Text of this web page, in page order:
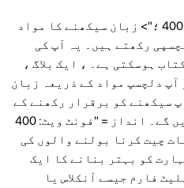
<اسپین اسٹائل = "فونٹ ویٹ: 400 ؛"> زبان سیکھنے کا مواد
رکھتے ہیں۔ یہ آپ کی
ہوسکتی ہے۔ ، ایک بلاگ ،
آپ دلچسپ مواد کے ذریعہ زبان
سیکھنے کو برقرار رکھنے کے
لئے زیادہ حوصلہ افزائی کریں گے۔ انداز = "فونٹ ویٹ: 400
چیت کرنا بولنے والوں کی
کو بہتر بنانے کا ایک
فارم جیسے آنکلاس یا